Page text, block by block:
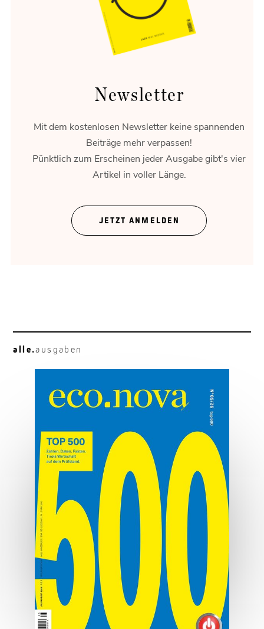
entspannen und erinnern.
Theater ohne Zeigefinger
Gregor Bloéb über „Feuernacht“. Und mehr.
Hauben, Herz und Hauptplatz.
MEHR ERFAHREN
Newsletter
Mit dem kostenlosen Newsletter keine spannenden
Beiträge mehr verpassen!
Pünktlich zum Erscheinen jeder Ausgabe gibt's vier
Artikel in voller Länge.
JETZT ANMELDEN
alle.ausgaben